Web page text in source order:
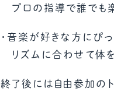
プロの指導で誰でも
・音楽が好きな方にぴっ
リズムに合わせて体を
終了後には自由参加の